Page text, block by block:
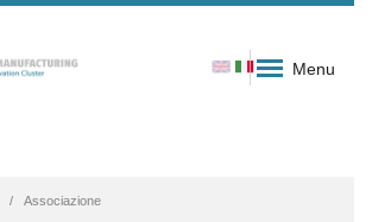
Menu
Associazione